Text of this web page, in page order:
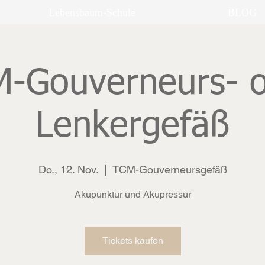
Gouverneurs-
Lenkergefäß
Do., 12. Nov.
  |
TCM-Gouverneursgefäß
Akupunktur und Akupressur
Tickets kaufen